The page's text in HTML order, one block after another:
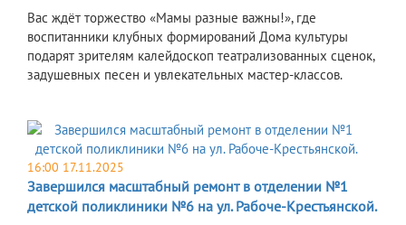
Вас ждёт торжество «Мамы разные важны!», где
воспитанники клубных формирований Дома культуры
подарят зрителям калейдоскоп театрализованных сценок,
задушевных песен и увлекательных мастер-классов.
16:00 17.11.2025
Завершился масштабный ремонт в отделении №1
детской поликлиники №6 на ул. Рабоче-Крестьянской.